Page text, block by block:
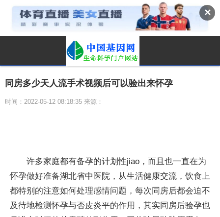
✕
同房多少天人流手术视频后可以验出来怀孕
时间：2022-05-12 08:18:35 来源：
许多家庭都有备孕的计划性jiao，而且也一直在为
怀孕做好准备湖北省中医院，从生活健康交流，饮食上
都特别的注意如何处理感情问题，每次同房后都会迫不
及待地检测怀孕与否皮炎平的作用，其实同房后验孕也